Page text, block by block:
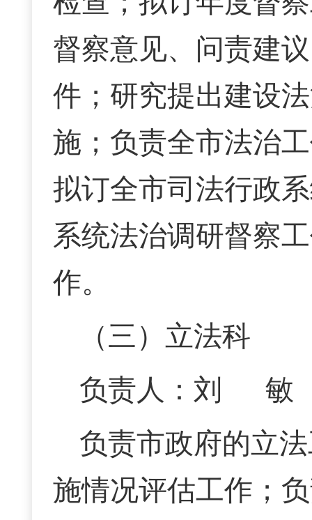
督察意见、问责建
件；研究提出建设
施；负责全市法治
拟订全市司法行政
系统法治调研督察
作。
（三）立法科
负责人：刘 敏
负责市政府的立
施情况评估工作；